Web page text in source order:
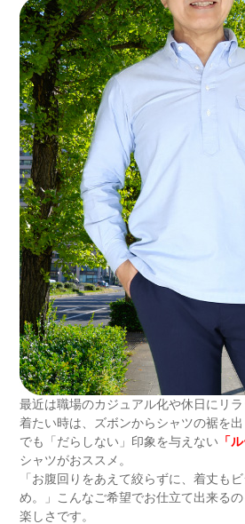
最近は職場のカジュアル化や休日にリ
着たい時は、ズボンからシャツの裾を
でも「だらしない」印象を与えない 「
シャツがおススメ。
「お腹回りをあえて絞らずに、着丈も
め。」こんなご希望でお仕立て出来る
楽しさです。